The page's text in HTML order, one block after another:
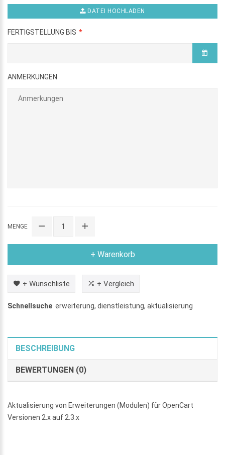
DATEI HOCHLADEN
FERTIGSTELLUNG BIS
ANMERKUNGEN
MENGE
+ Warenkorb
+ Wunschliste + Vergleich
Schnellsuche erweiterung, dienstleistung, aktualisierung
BESCHREIBUNG
BEWERTUNGEN (0)
Aktualisierung von Erweiterungen (Modulen) für OpenCart
Versionen 2.x auf 2.3.x